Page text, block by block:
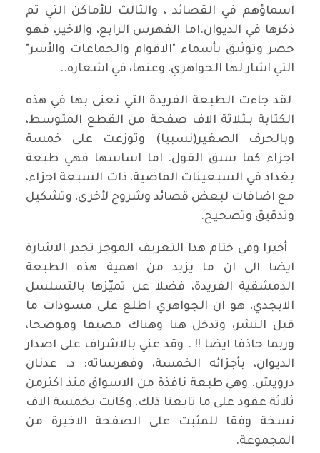
اسماؤهم في القصائد ، والثالث للأماكن التي تم
ذكرها في الديوان.اما الفهرس الرابع، والاخير، فهو
حصر وتوثيق بأسماء "الاقوام والجماعات والأسر"
التي اشار لها الجواهري، وعنها، في اشعاره..
لقد جاءت الطبعة الفريدة التي نعنى بها في هذه
الكتابة بـثلاثة الاف صفحة من القطع المتوسط،
وبالحرف الصغير(نسبيا) وتوزعت على خمسة
اجزاء كما سبق القول. اما اساسها فهي طبعة
بغداد في السبعينات الماضية، ذات السبعة اجزاء،
مع اضافات لبعض قصائد وشروح لأخرى، وتشكيل
وتدقيق وتصحيح.
أخيرا وفي ختام هذا التعريف الموجز تجدر الاشارة
ايضا الى ان ما يزيد من اهمية هذه الطبعة
الدمشقية الفريدة، فضلا عن تميّزها بالتسلسل
الابجدي، هو ان الجواهري اطلع على مسودات ما
قبل النشر، وتدخل هنا وهناك مضيفا وموضحا،
وربما حاذفا ايضا !! . وقد عني بالاشراف على اصدار
الديوان، بأجزائه الخمسة، وفهرساته: د. عدنان
درويش. وهي طبعة نافذة من الاسواق منذ اكثرمن
ثلاثة عقود على ما تابعنا ذلك، وكانت بخمسة الاف
نسخة وفقا للمثبت على الصفحة الاخيرة من
المجموعة.